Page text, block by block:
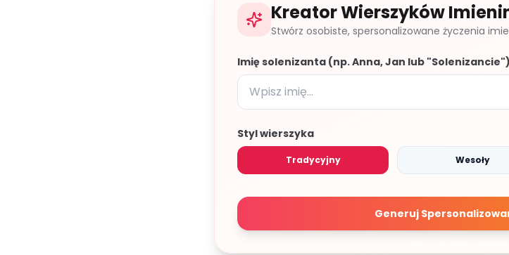
Kreator Wierszyków
Stwórz osobiste, spersonalizowane życzenia
Imię solenizanta (np. Anna, Jan lub "Solenizancie")
Styl wierszyka
Tradycyjny Wesoły
Generuj